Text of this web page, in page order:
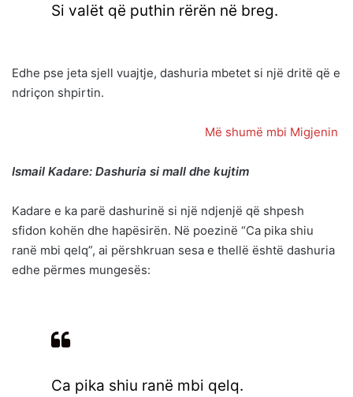
Si valët që puthin rërën në breg.
Edhe pse jeta sjell vuajtje, dashuria mbetet si një dritë që e
ndriçon shpirtin.
Më shumë mbi Migjenin
Ismail Kadare: Dashuria si mall dhe kujtim
Kadare e ka parë dashurinë si një ndjenjë që shpesh
sfidon kohën dhe hapësirën. Në poezinë “Ca pika shiu
ranë mbi qelq”, ai përshkruan sesa e thellë është dashuria
edhe përmes mungesës:
Ca pika shiu ranë mbi qelq.